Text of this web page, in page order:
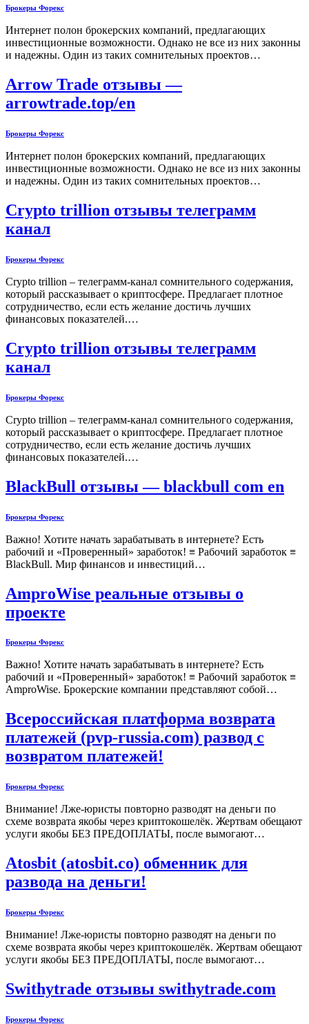
Брокеры Форекс
Интернет полон брокерских компаний, предлагающих
инвестиционные возможности. Однако не все из них законны
и надежны. Один из таких сомнительных проектов…
Arrow Trade отзывы —
arrowtrade.top/en
Брокеры Форекс
Интернет полон брокерских компаний, предлагающих
инвестиционные возможности. Однако не все из них законны
и надежны. Один из таких сомнительных проектов…
Crypto trillion отзывы телеграмм
канал
Брокеры Форекс
Crypto trillion – телеграмм-канал сомнительного содержания,
который рассказывает о криптосфере. Предлагает плотное
сотрудничество, если есть желание достичь лучших
финансовых показателей.…
Crypto trillion отзывы телеграмм
канал
Брокеры Форекс
Crypto trillion – телеграмм-канал сомнительного содержания,
который рассказывает о криптосфере. Предлагает плотное
сотрудничество, если есть желание достичь лучших
финансовых показателей.…
BlackBull отзывы — blackbull com en
Брокеры Форекс
Важно! Хотите начать зарабатывать в интернете? Есть
рабочий и «Проверенный» заработок! ≡ Рабочий заработок ≡
BlackBull. Мир финансов и инвестиций…
AmproWise реальные отзывы о
проекте
Брокеры Форекс
Важно! Хотите начать зарабатывать в интернете? Есть
рабочий и «Проверенный» заработок! ≡ Рабочий заработок ≡
AmproWise. Брокерские компании представляют собой…
Всероссийская платформа возврата
платежей (pvp-russia.com) развод с
возвратом платежей!
Брокеры Форекс
Внимание! Лже-юристы повторно разводят на деньги по
схеме возврата якобы через криптокошелёк. Жертвам обещают
услуги якобы БЕЗ ПРЕДОПЛАТЫ, после вымогают…
Atosbit (atosbit.co) обменник для
развода на деньги!
Брокеры Форекс
Внимание! Лже-юристы повторно разводят на деньги по
схеме возврата якобы через криптокошелёк. Жертвам обещают
услуги якобы БЕЗ ПРЕДОПЛАТЫ, после вымогают…
Swithytrade отзывы swithytrade.com
Брокеры Форекс